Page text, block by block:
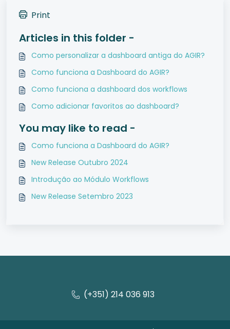
Print
Articles in this folder -
Como personalizar a dashboard antiga do AGIR?
Como funciona a Dashboard do AGIR?
Como funciona a dashboard dos workflows
Como adicionar favoritos ao dashboard?
You may like to read -
Como funciona a Dashboard do AGIR?
New Release Outubro 2024
Introdução ao Módulo Workflows
New Release Setembro 2023
(+351) 214 036 913